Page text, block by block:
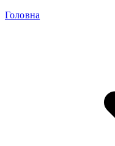
Головна